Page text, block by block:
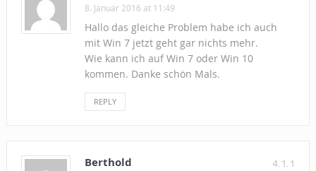
8. Januar 2016 at 11:49
Hallo das gleiche Problem habe ich auch
mit Win 7 jetzt geht gar nichts mehr.
Wie kann ich auf Win 7 oder Win 10
kommen. Danke schön Mals.
REPLY
4.1.1
Berthold